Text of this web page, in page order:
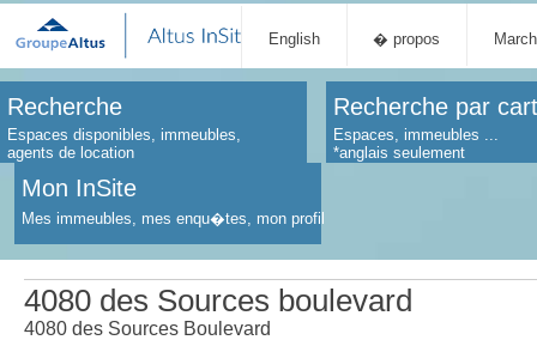
English � propos
Recherche
Espaces disponibles, immeubles,
agents de location
Recherche par
Espaces, immeubles ...
*anglais seulement
Mon InSite
Mes immeubles, mes enqu�tes, mon profil
4080 des Sources boulevard
4080 des Sources Boulevard